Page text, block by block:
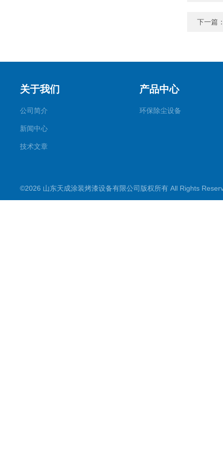
下一篇
关于我们
公司简介
新闻中心
技术文章
产品中心
环保除尘设备
©2026 山东天成涂装烤漆设备有限公司版权所有 All Rights